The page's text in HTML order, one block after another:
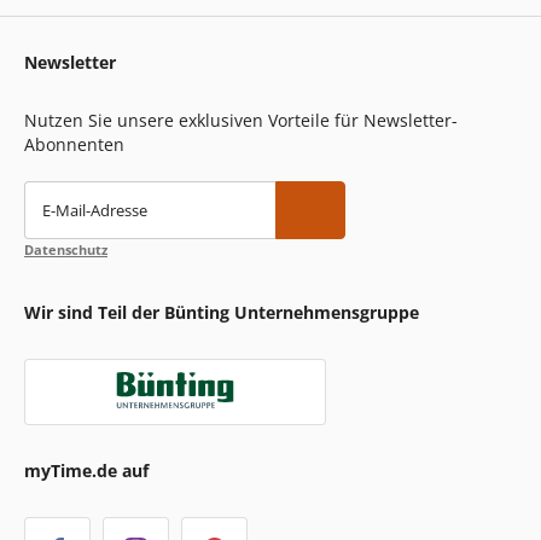
Newsletter
Nutzen Sie unsere exklusiven Vorteile für Newsletter-
Abonnenten
E-Mail-Adresse
Datenschutz
Wir sind Teil der Bünting Unternehmensgruppe
myTime.de auf